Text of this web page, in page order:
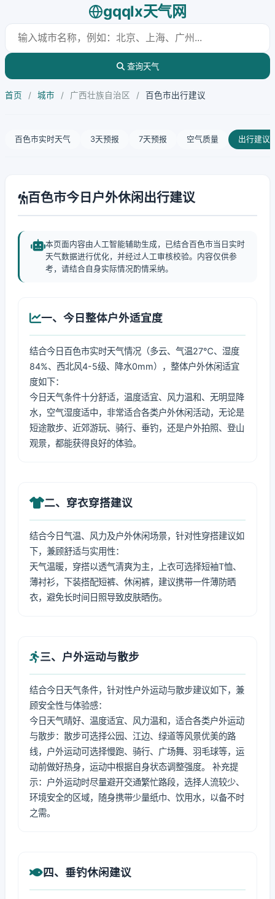
gqqlx天气网
查询天气
首页 / 城市 / 广西壮族自治区 / 百色市出行建议
百色市实时天气 3天预报 7天预报 空气质量 出行建议
百色市今日户外休闲出行建议
本页面内容由人工智能辅助生成，已结合百色市当日实时
天气数据进行优化，并经过人工审核校验。内容仅供参
考，请结合自身实际情况酌情采纳。
一、今日整体户外适宜度
结合今日百色市实时天气情况（多云、气温27℃、湿度
84%、西北风4-5级、降水0mm），整体户外休闲适宜
度如下：
今日天气条件十分舒适，温度适宜、风力温和、无明显降
水，空气湿度适中，非常适合各类户外休闲活动，无论是
短途散步、近郊游玩、骑行、垂钓，还是户外拍照、登山
观景，都能获得良好的体验。
二、穿衣穿搭建议
结合今日气温、风力及户外休闲场景，针对性穿搭建议如
下，兼顾舒适与实用性：
天气温暖，穿搭以透气清爽为主，上衣可选择短袖T恤、
薄衬衫，下装搭配短裤、休闲裤，建议携带一件薄防晒
衣，避免长时间日照导致皮肤晒伤。
三、户外运动与散步
结合今日天气条件，针对性户外运动与散步建议如下，兼
顾安全性与体验感：
今日天气晴好、温度适宜、风力温和，适合各类户外运动
与散步：散步可选择公园、江边、绿道等风景优美的路
线，户外运动可选择慢跑、骑行、广场舞、羽毛球等，运
动前做好热身，运动中根据自身状态调整强度。 补充提
示：户外运动时尽量避开交通繁忙路段，选择人流较少、
环境安全的区域，随身携带少量纸巾、饮用水，以备不时
之需。
四、垂钓休闲建议